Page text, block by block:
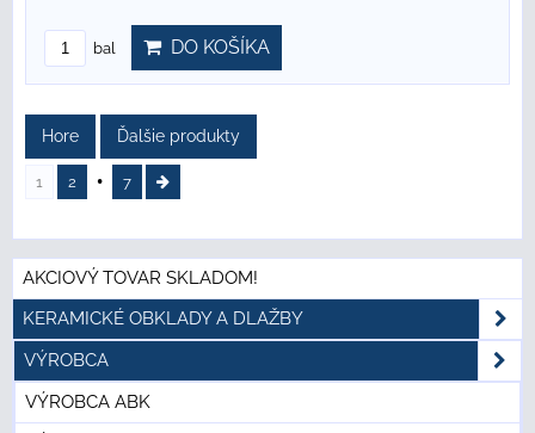
bal DO KOŠÍKA
Hore Ďalšie produkty
1 2 7
AKCIOVÝ TOVAR SKLADOM!
KERAMICKÉ OBKLADY A DLAŽBY
VÝROBCA
VÝROBCA ABK